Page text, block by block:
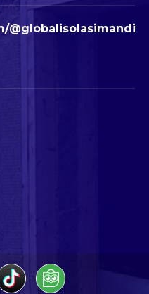
@globalisolasimandiri